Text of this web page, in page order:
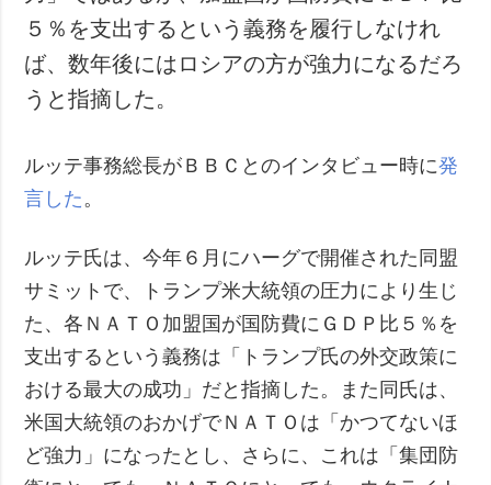
５％を支出するという義務を履行しなけれ
ば、数年後にはロシアの方が強力になるだろ
うと指摘した。
ルッテ事務総長がＢＢＣとのインタビュー時に発
言した。
ルッテ氏は、今年６月にハーグで開催された同盟
サミットで、トランプ米大統領の圧力により生じ
た、各ＮＡＴＯ加盟国が国防費にＧＤＰ比５％を
支出するという義務は「トランプ氏の外交政策に
おける最大の成功」だと指摘した。また同氏は、
米国大統領のおかげでＮＡＴＯは「かつてないほ
ど強力」になったとし、さらに、これは「集団防